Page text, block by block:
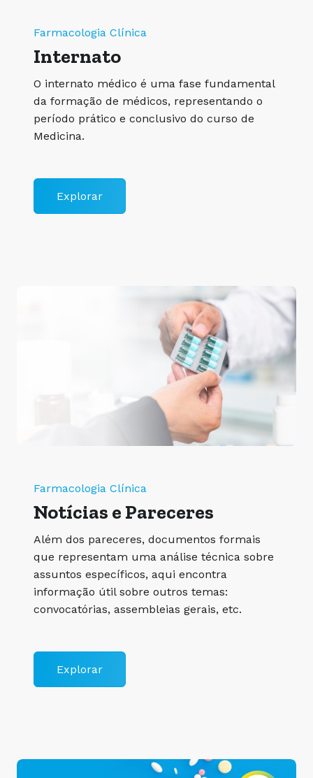
Farmacologia Clínica
Internato
O internato médico é uma fase fundamental
da formação de médicos, representando o
período prático e conclusivo do curso de
Medicina.
Explorar
Farmacologia Clínica
Notícias e Pareceres
Além dos pareceres, documentos formais
que representam uma análise técnica sobre
assuntos específicos, aqui encontra
informação útil sobre outros temas:
convocatórias, assembleias gerais, etc.
Explorar